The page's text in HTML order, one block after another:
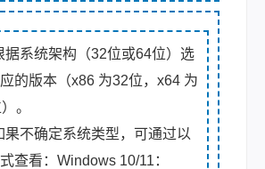
据系统架构（32位或64位）选
的版本（x86 为32位，x64 为
。
果不确定系统类型，可通过以
查看：Windows 10/11：